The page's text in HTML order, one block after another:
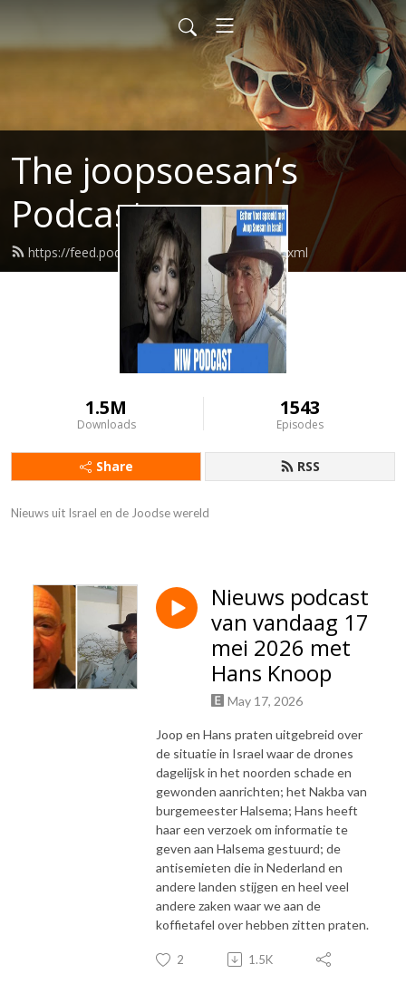
The joopsoesan‘s
Podcast
https://feed.podbean.com/joopsoesan/feed.xml
1.5M
Downloads
1543
Episodes
Share RSS
Nieuws uit Israel en de Joodse wereld
Nieuws podcast
van vandaag 17
mei 2026 met
Hans Knoop
May 17, 2026
Joop en Hans praten uitgebreid over
de situatie in Israel waar de drones
dagelijsk in het noorden schade en
gewonden aanrichten; het Nakba van
burgemeester Halsema; Hans heeft
haar een verzoek om informatie te
geven aan Halsema gestuurd; de
antisemieten die in Nederland en
andere landen stijgen en heel veel
andere zaken waar we aan de
koffietafel over hebben zitten praten.
2 1.5K